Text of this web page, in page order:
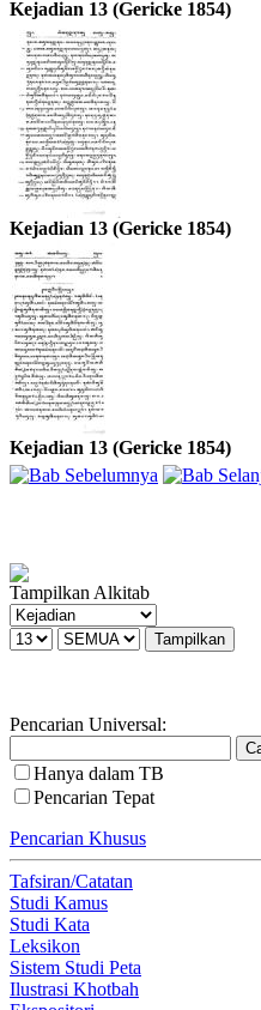
Kejadian 13 (Gericke 1854)
Kejadian 13 (Gericke 1854)
Kejadian 13 (Gericke 1854)
Tampilkan Alkitab
Pencarian Universal:
Hanya dalam TB
Pencarian Tepat
Pencarian Khusus
Tafsiran/Catatan
Studi Kamus
Studi Kata
Leksikon
Sistem Studi Peta
Ilustrasi Khotbah